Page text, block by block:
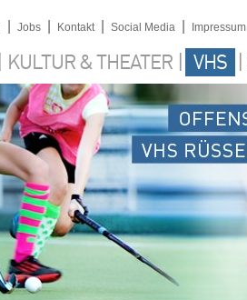
Jobs Kontakt Social Media Impressum
KULTUR & THEATER VHS